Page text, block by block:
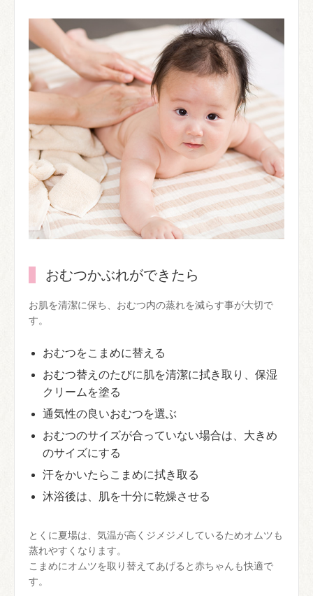
おむつかぶれができたら
お肌を清潔に保ち、おむつ内の蒸れを減らす事が大切で
す。
おむつをこまめに替える
おむつ替えのたびに肌を清潔に拭き取り、保湿
クリームを塗る
通気性の良いおむつを選ぶ
おむつのサイズが合っていない場合は、大きめ
のサイズにする
汗をかいたらこまめに拭き取る
沐浴後は、肌を十分に乾燥させる
とくに夏場は、気温が高くジメジメしているためオムツも
蒸れやすくなります。
こまめにオムツを取り替えてあげると赤ちゃんも快適で
す。